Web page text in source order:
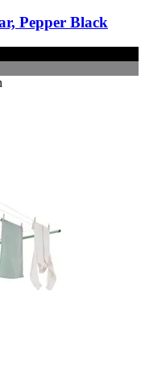
Pepper Black